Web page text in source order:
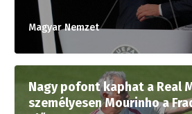
Magyar Nemzet
Nagy pofont kaphat a Real
személyesen Mourinho a